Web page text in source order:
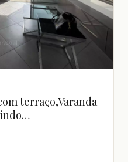
terraço,Varanda